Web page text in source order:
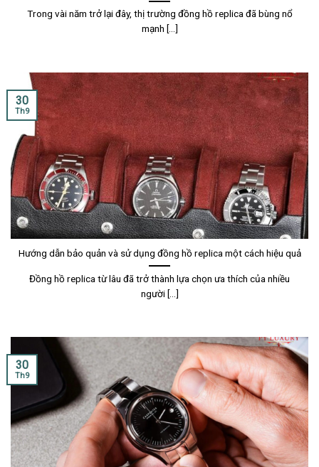
Trong vài năm trở lại đây, thị trường đồng hồ replica đã bùng nổ
mạnh [...]
Hướng dẫn bảo quản và sử dụng đồng hồ replica một cách hiệu quả
Đồng hồ replica từ lâu đã trở thành lựa chọn ưa thích của nhiều
người [...]
30
Th9
30
Th9